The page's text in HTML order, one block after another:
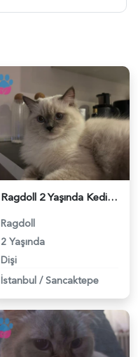
Ragdoll 2 Yaşında Kedime Eş Arıyorum - 118984338
Ragdoll
2 Yaşında
Dişi
İstanbul / Sancaktepe